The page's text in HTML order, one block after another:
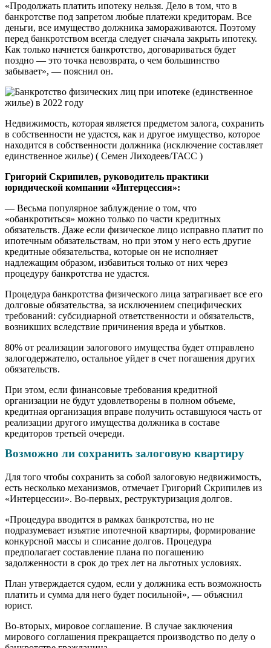
«Продолжать платить ипотеку нельзя. Дело в том, что в
банкротстве под запретом любые платежи кредиторам. Все
деньги, все имущество должника замораживаются. Поэтому
перед банкротством всегда следует сначала закрыть ипотеку.
Как только начнется банкротство, договариваться будет
поздно — это точка невозврата, о чем большинство
забывает», — пояснил он.
Недвижимость, которая является предметом залога, сохранить
в собственности не удастся, как и другое имущество, которое
находится в собственности должника (исключение составляет
единственное жилье) ( Семен Лиходеев/ТАСС )
Григорий Скрипилев, руководитель практики
юридической компании «Интерцессия»:
— Весьма популярное заблуждение о том, что
«обанкротиться» можно только по части кредитных
обязательств. Даже если физическое лицо исправно платит по
ипотечным обязательствам, но при этом у него есть другие
кредитные обязательства, которые он не исполняет
надлежащим образом, избавиться только от них через
процедуру банкротства не удастся.
Процедура банкротства физического лица затрагивает все его
долговые обязательства, за исключением специфических
требований: субсидиарной ответственности и обязательств,
возникших вследствие причинения вреда и убытков.
80% от реализации залогового имущества будет отправлено
залогодержателю, остальное уйдет в счет погашения других
обязательств.
При этом, если финансовые требования кредитной
организации не будут удовлетворены в полном объеме,
кредитная организация вправе получить оставшуюся часть от
реализации другого имущества должника в составе
кредиторов третьей очереди.
Возможно ли сохранить залоговую квартиру
Для того чтобы сохранить за собой залоговую недвижимость,
есть несколько механизмов, отмечает Григорий Скрипилев из
«Интерцессии». Во-первых, реструктуризация долгов.
«Процедура вводится в рамках банкротства, но не
подразумевает изъятие ипотечной квартиры, формирование
конкурсной массы и списание долгов. Процедура
предполагает составление плана по погашению
задолженности в срок до трех лет на льготных условиях.
План утверждается судом, если у должника есть возможность
платить и сумма для него будет посильной», — объяснил
юрист.
Во-вторых, мировое соглашение. В случае заключения
мирового соглашения прекращается производство по делу о